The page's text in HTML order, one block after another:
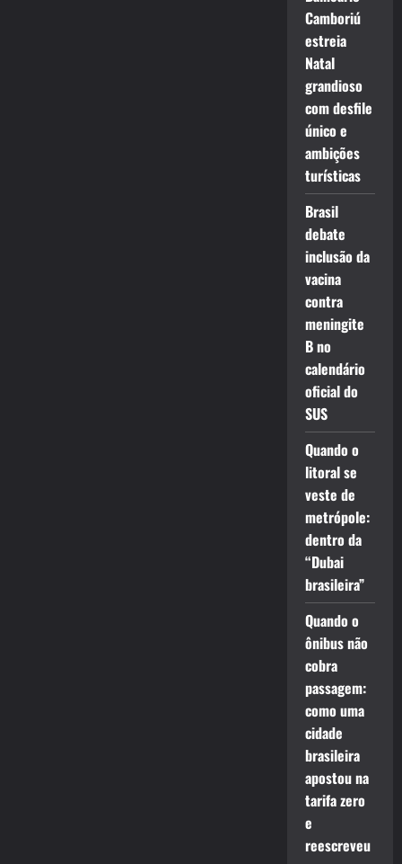
Camboriú
estreia
Natal
grandioso
com desfile
único e
ambições
turísticas
Brasil
debate
inclusão da
vacina
contra
meningite
B no
calendário
oficial do
SUS
Quando o
litoral se
veste de
metrópole:
dentro da
“Dubai
brasileira”
Quando o
ônibus não
cobra
passagem:
como uma
cidade
brasileira
apostou na
tarifa zero
e
reescreveu